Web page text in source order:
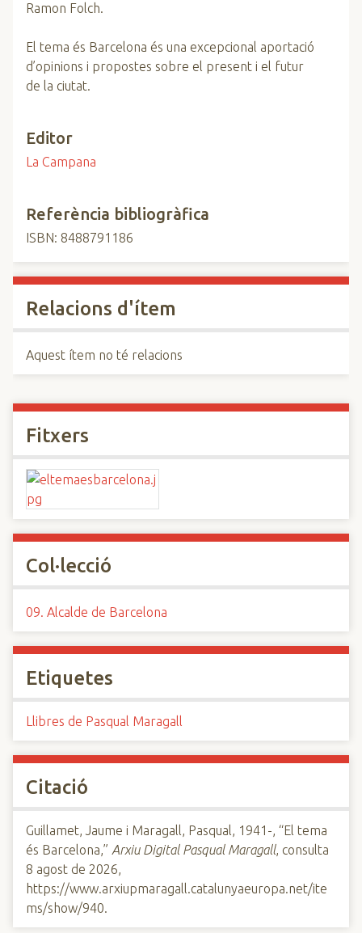
Ramon Folch.
El tema és Barcelona és una excepcional aportació
d’opinions i propostes sobre el present i el futur
de la ciutat.
Editor
La Campana
Referència bibliogràfica
ISBN: 8488791186
Relacions d'ítem
Aquest ítem no té relacions
Fitxers
Col·lecció
09. Alcalde de Barcelona
Etiquetes
Llibres de Pasqual Maragall
Citació
Guillamet, Jaume i Maragall, Pasqual, 1941-, “El tema
és Barcelona,” Arxiu Digital Pasqual Maragall, consulta
8 agost de 2026,
https://www.arxiupmaragall.catalunyaeuropa.net/ite
ms/show/940.